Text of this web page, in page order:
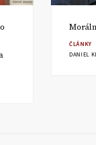
ČLÁNKY
DANIEL